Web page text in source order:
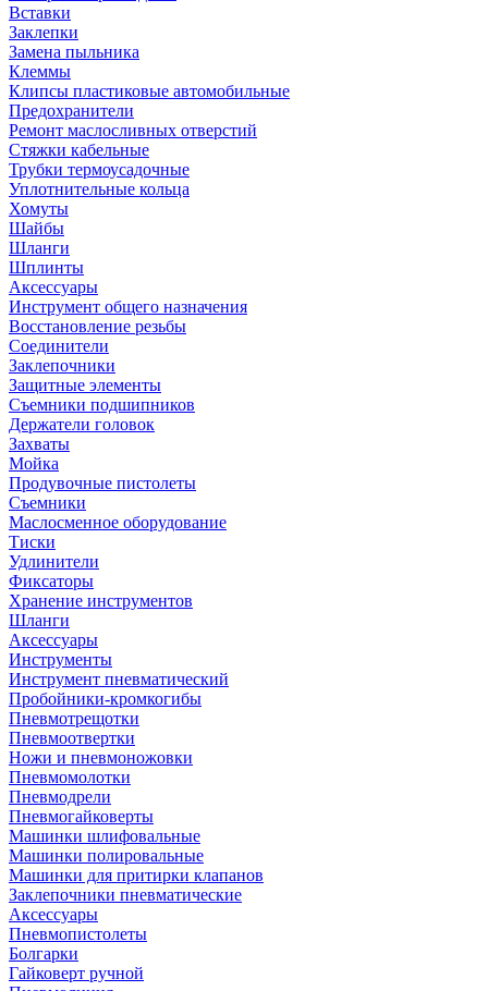
Вставки
Заклепки
Замена пыльника
Клеммы
Клипсы пластиковые автомобильные
Предохранители
Ремонт маслосливных отверстий
Стяжки кабельные
Трубки термоусадочные
Уплотнительные кольца
Хомуты
Шайбы
Шланги
Шплинты
Аксессуары
Инструмент общего назначения
Восстановление резьбы
Соединители
Заклепочники
Защитные элементы
Съемники подшипников
Держатели головок
Захваты
Мойка
Продувочные пистолеты
Съемники
Маслосменное оборудование
Тиски
Удлинители
Фиксаторы
Хранение инструментов
Шланги
Аксессуары
Инструменты
Инструмент пневматический
Пробойники-кромкогибы
Пневмотрещотки
Пневмоотвертки
Ножи и пневмоножовки
Пневмомолотки
Пневмодрели
Пневмогайковерты
Машинки шлифовальные
Машинки полировальные
Машинки для притирки клапанов
Заклепочники пневматические
Аксессуары
Пневмопистолеты
Болгарки
Гайковерт ручной